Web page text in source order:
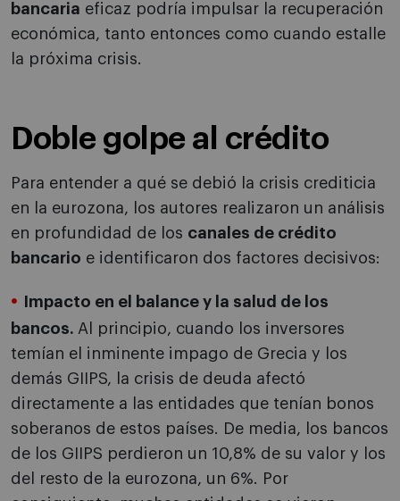
bancaria eficaz podría impulsar la recuperación
económica, tanto entonces como cuando estalle
la próxima crisis.
Doble golpe al crédito
Para entender a qué se debió la crisis crediticia
en la eurozona, los autores realizaron un análisis
en profundidad de los canales de crédito
bancario e identificaron dos factores decisivos:
Impacto en el balance y la salud de los
bancos. Al principio, cuando los inversores
temían el inminente impago de Grecia y los
demás GIIPS, la crisis de deuda afectó
directamente a las entidades que tenían bonos
soberanos de estos países. De media, los bancos
de los GIIPS perdieron un 10,8% de su valor y los
del resto de la eurozona, un 6%. Por